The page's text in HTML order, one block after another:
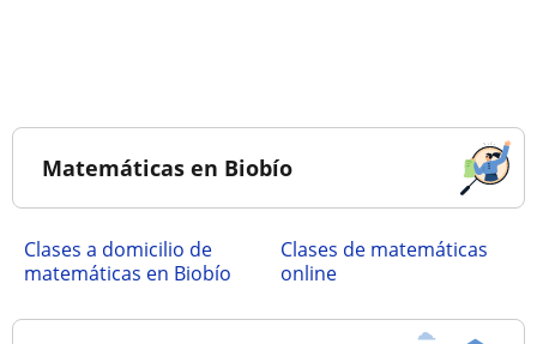
Matemáticas en Biobío
Clases a domicilio de
matemáticas en Biobío
Clases de matemáticas
online